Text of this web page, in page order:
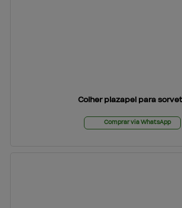
Colher plazapel para
Comprar via WhatsApp